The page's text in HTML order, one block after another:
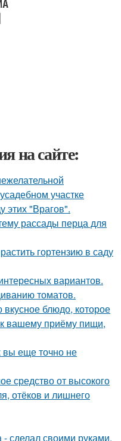
на сайте:
участке
этих "Врагов".
рассады перца для
гортензию в саду
вариантов.
томатов.
вкусное блюдо, которое
вашему приёму пищи,
вы еще точно не
средство от высокого
отёков и лишнего
- сделал своими руками.